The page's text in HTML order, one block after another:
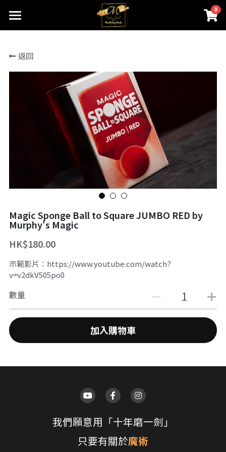
0
首頁
關於我們
創辦人的話
ABOUTMAGIC團隊
聯絡我們
線上魔術店
James Ng Master Courses
一對一魔術訓練課程
尖子課程簡介
Winners Circle
近距離魔術課程
舞台魔術訓練課程
ZOOM 訓練課程
小一面試魔術培訓班
鄧鏡波書院 60鑽禧校慶
STEM魔術班
專業魔術表演
魔幻生日派對
婚禮魔術表演
長者學苑-長幼共融計劃
企業員工魔術培訓/大型魔術道具租借
中國古彩戲法
主辦魔術活動
十八區之魔術市集
魔術義工服務
About Magic會員制
返回
Magic Sponge Ball to Square JUMBO RED by
Murphy's Magic
HK$180.00
示範影片：https://www.youtube.com/watch?
v=v2dkV505po0
數量
加入購物車
我們願意用「十年磨一劍」
只要有關於魔術
×
商品分類
所有商品分類